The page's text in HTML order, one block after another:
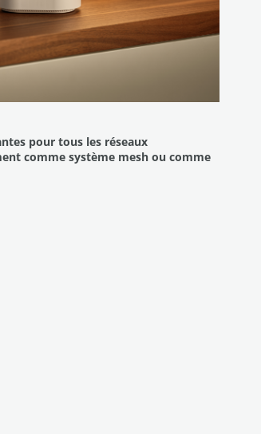
pour tous les réseaux
comme système mesh ou comme